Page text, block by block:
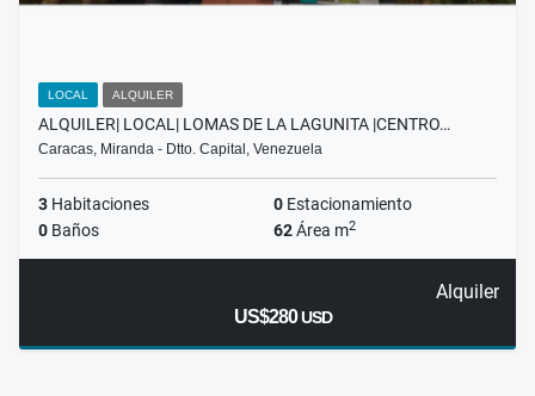
LOCAL ALQUILER
ALQUILER| LOCAL| LOMAS DE LA LAGUNITA |CENTRO…
Caracas, Miranda - Dtto. Capital, Venezuela
3 Habitaciones 0 Estacionamiento
0 Baños 62Área m2
Alquiler
US$280USD